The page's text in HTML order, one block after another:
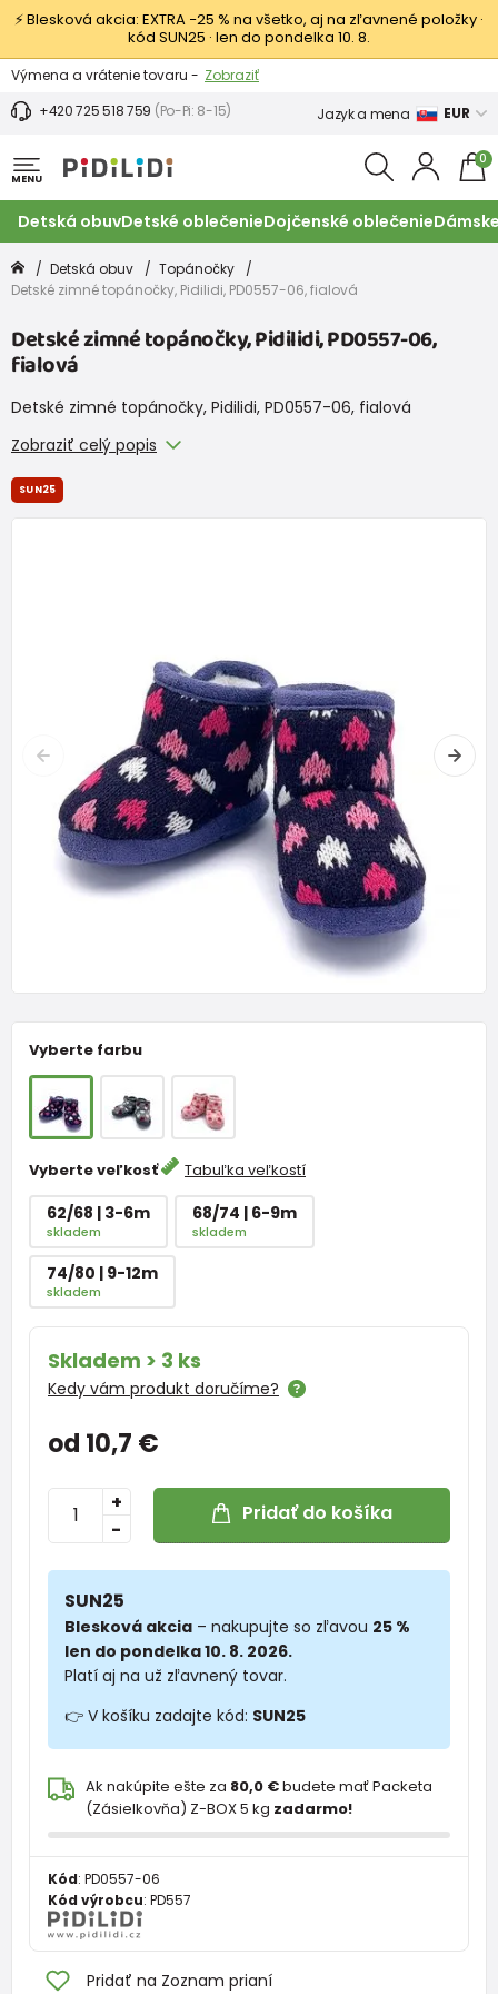
⚡ Blesková akcia: EXTRA −25 % na všetko, aj na zľavnené položky ·
kód SUN25 · len do pondelka 10. 8.
Výmena a vrátenie tovaru - Zobraziť
Zľava 3,80 EUR na prvý nákup - Podmienky
+420 725 518 759 (Po-Pi: 8-15) Jazyk a mena EUR
MENU
0
Detská obuvDetské oblečenieDojčenské oblečenie
Detská obuv
Topánočky
Detské zimné topánočky, Pidilidi, PD0557-06, fialová
Detské zimné topánočky, Pidilidi, PD0557-06,
fialová
Detské zimné topánočky, Pidilidi, PD0557-06, fialová
Zobraziť celý popis
Vyberte farbu
Vyberte veľkosť Tabuľka veľkostí
62/68 | 3-6m
skladem
68/74 | 6-9m
skladem
74/80 | 9-12m
skladem
Skladem > 3 ks
Kedy vám produkt doručíme?
od 10,7 €
-
+ Pridať do košíka
SUN25
Blesková akcia – nakupujte so zľavou 25 %
len do pondelka 10. 8. 2026.
Platí aj na už zľavnený tovar.
👉 V košíku zadajte kód: SUN25
Ak nakúpite ešte za 80,0 €budete mať Packeta
(Zásielkovňa) Z-BOX 5 kg zadarmo!
Kód: PD0557-06
Kód výrobcu: PD557
Pridať na Zoznam prianí
SUN25